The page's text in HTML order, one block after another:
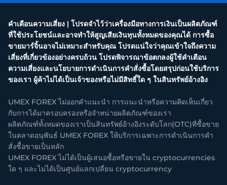
คำเตือนความเสี่ยง | โปรดจำไว้ว่าเครื่องมือทางการเงินเป็นผลิตภัณฑ์
ที่ใช้ประโยชน์และอาจทำให้สูญเสียเงินทุนทั้งหมดของคุณได้ การซื้อ
ขายมาร์จิ้นอาจไม่เหมาะสำหรับคุณ โปรดแน่ใจว่าคุณเข้าใจถึงความ
เสี่ยงที่เกี่ยวข้องอย่างครบถ้วน โปรดพิจารณาข้อตกลงผู้ใช้คำเตือน
ความเสี่ยงและนโยบายการดำเนินการคำสั่งซื้อโดยสรุปก่อนใช้บริการ
ของเรา ผู้ค้าไม่ได้เป็นเจ้าของหรือไม่มีสิทธิ์ใด ๆ ในสินทรัพย์อ้างอิง
UMEX FOREX ไม่ออกคำแนะนำ การแนะนำหรือความคิดเห็นเกี่ยว
กับการได้มาครอบครองหรือจำหน่ายผลิตภัณฑ์ของเรา
ผลิตภัณฑ์ทั้งหมดของเราเป็นสินทรัพย์อ้างอิงระดับโลก(OTC)ที่ซื้อขาย
ในตลาดอนุพันธ์ UMEX FOREX ให้บริการเฉพาะการดำเนินการคำ
สั่งซื้อขายเป็นหลัก
UMEX FOREX ไม่ได้เป็นผู้เสนอซื้อหรือขายใน cryptocurrencies
ใด ๆ และไม่ได้เป็นศูนย์แลกเปลี่ยน cryptocurrency